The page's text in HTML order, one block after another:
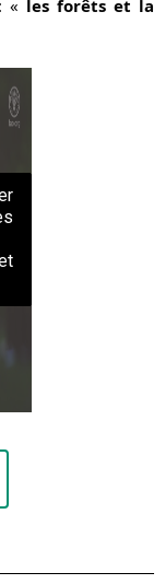
« les forêts et la